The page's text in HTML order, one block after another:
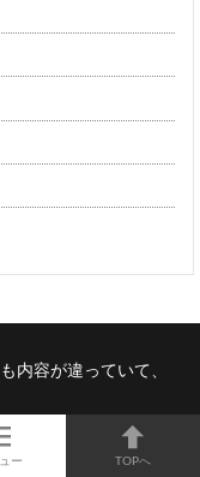
内容が違っていて、
も、市役所のページ
あなたの状況とは合
ー TOPへ